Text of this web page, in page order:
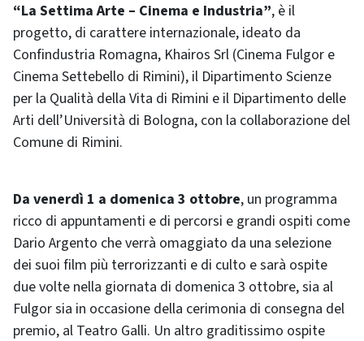
“La Settima Arte – Cinema e Industria”, è il
progetto, di carattere internazionale, ideato da
Confindustria Romagna, Khairos Srl (Cinema Fulgor e
Cinema Settebello di Rimini), il Dipartimento Scienze
per la Qualità della Vita di Rimini e il Dipartimento delle
Arti dell’Università di Bologna, con la collaborazione del
Comune di Rimini.
Da venerdì 1 a domenica 3 ottobre, un programma
ricco di appuntamenti e di percorsi e grandi ospiti come
Dario Argento che verrà omaggiato da una selezione
dei suoi film più terrorizzanti e di culto e sarà ospite
due volte nella giornata di domenica 3 ottobre, sia al
Fulgor sia in occasione della cerimonia di consegna del
premio, al Teatro Galli. Un altro graditissimo ospite